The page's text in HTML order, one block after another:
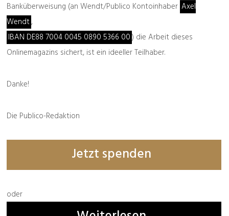
Buchempfehlung
Banküberweisung (an Wendt/Publico Kontoinhaber Axel
Wendt,
IBAN DE88 7004 0045 0890 5366 00) die Arbeit dieses
Onlinemagazins sichert, ist ein ideeller Teilhaber.
Danke!
Die Publico-Redaktion
Jetzt spenden
oder